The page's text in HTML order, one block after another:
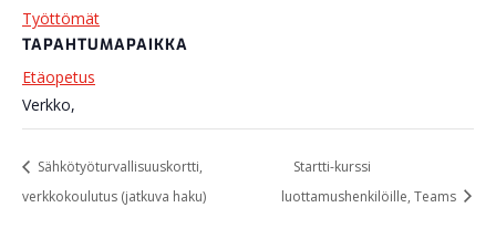
Työttömät
TAPAHTUMAPAIKKA
Etäopetus
Verkko,
Sähkötyöturvallisuuskortti,
verkkokoulutus (jatkuva haku)
Startti-kurssi
luottamushenkilöille, Teams